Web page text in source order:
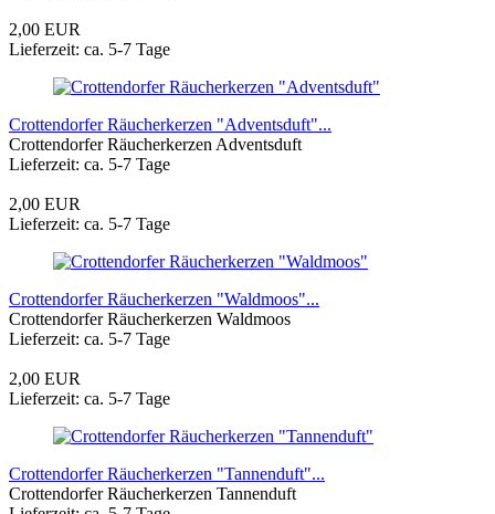
2,00 EUR
Lieferzeit: ca. 5-7 Tage
Crottendorfer Räucherkerzen "Adventsduft"...
Crottendorfer Räucherkerzen Adventsduft
Lieferzeit: ca. 5-7 Tage
2,00 EUR
Lieferzeit: ca. 5-7 Tage
Crottendorfer Räucherkerzen "Waldmoos"...
Crottendorfer Räucherkerzen Waldmoos
Lieferzeit: ca. 5-7 Tage
2,00 EUR
Lieferzeit: ca. 5-7 Tage
Crottendorfer Räucherkerzen "Tannenduft"...
Crottendorfer Räucherkerzen Tannenduft